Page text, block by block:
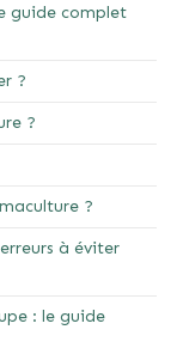
guide complet
?
?
?
à éviter
: le guide